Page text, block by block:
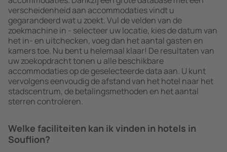
verscheidenheid aan accommodaties vindt u
gegarandeerd wat u zoekt. Vul de velden van de
zoekmachine in - selecteer uw locatie, kies de datum van
het in- en uitchecken, voeg dan het aantal gasten en
kamers toe. Nu bent u helemaal klaar! De resultaten van
uw zoekopdracht tonen u alle beschikbare
accommodaties op de geselecteerde data aan. U kunt
vervolgens eenvoudig de afstand van het hotel naar het
stadscentrum, de betalingsmethoden en het aantal
sterren controleren.
Welke faciliteiten kan ik vinden in hotels in
Souflion?